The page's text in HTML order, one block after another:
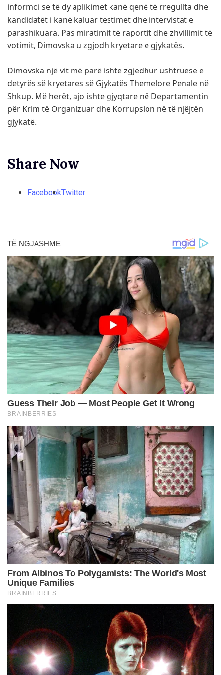
informoi se të dy aplikimet kanë qenë të rregullta dhe
kandidatët i kanë kaluar testimet dhe intervistat e
parashikuara. Pas miratimit të raportit dhe zhvillimit të
votimit, Dimovska u zgjodh kryetare e gjykatës.
Dimovska një vit më parë ishte zgjedhur ushtruese e
detyrës së kryetares së Gjykatës Themelore Penale në
Shkup. Më herët, ajo ishte gjyqtare në Departamentin
për Krim të Organizuar dhe Korrupsion në të njëjtën
gjykatë.
Share Now
FacebookTwitter